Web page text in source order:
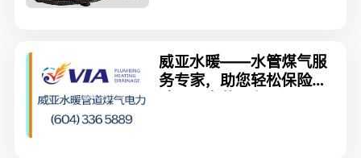
威亚水暖——水管煤气服
务专家，助您轻松保险索